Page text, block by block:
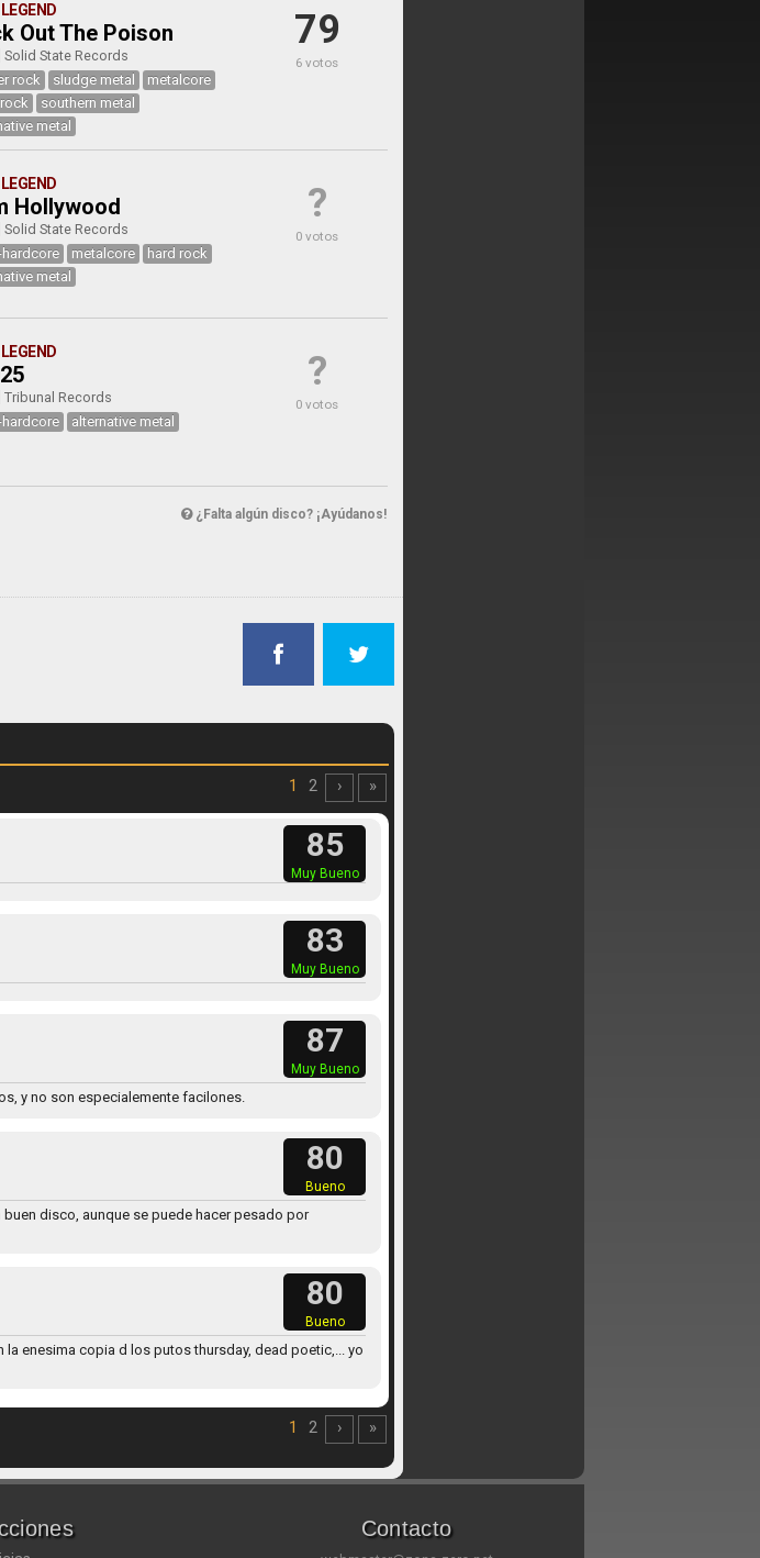
LEGEND
Out The Poison
Solid State Records
rock
sludge metal
metalcore
southern metal
metal
79
6 votos
LEGEND
Hollywood
Solid State Records
metalcore
hard rock
metal
?
0 votos
LEGEND
Tribunal Records
alternative metal
?
0 votos
¿Falta algún disco? ¡Ayúdanos!
1 2 › »
85
Muy Bueno
83
Muy Bueno
87
Muy Bueno
y no son especialemente facilones.
80
Bueno
disco, aunque se puede hacer pesado por
80
Bueno
enesima copia d los putos thursday, dead poetic,... yo
1 2 › »
Contacto